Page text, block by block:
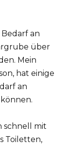
an
über
Mein
hat einige
an
schnell mit
Toiletten,